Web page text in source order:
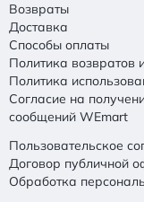
Возвраты
Доставка
Способы оплаты
Политика возвратов
Политика
Согласие на
сообщений WEmart
Пользовательское
Договор публичной
Обработка